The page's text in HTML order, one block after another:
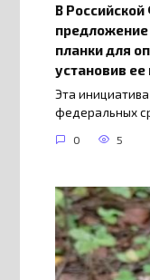
В
планки для
установив ее
Эта
федеральных
0 5